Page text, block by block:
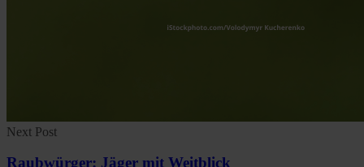
Next Post
Raubwürger: Jäger mit Weitblick